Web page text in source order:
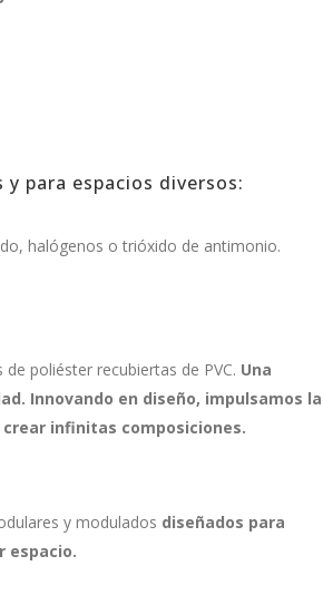
para espacios diversos:
halógenos o trióxido de antimonio.
poliéster recubiertas de PVC. Una
Innovando en diseño, impulsamos la
infinitas composiciones.
y modulados diseñados para
espacio.